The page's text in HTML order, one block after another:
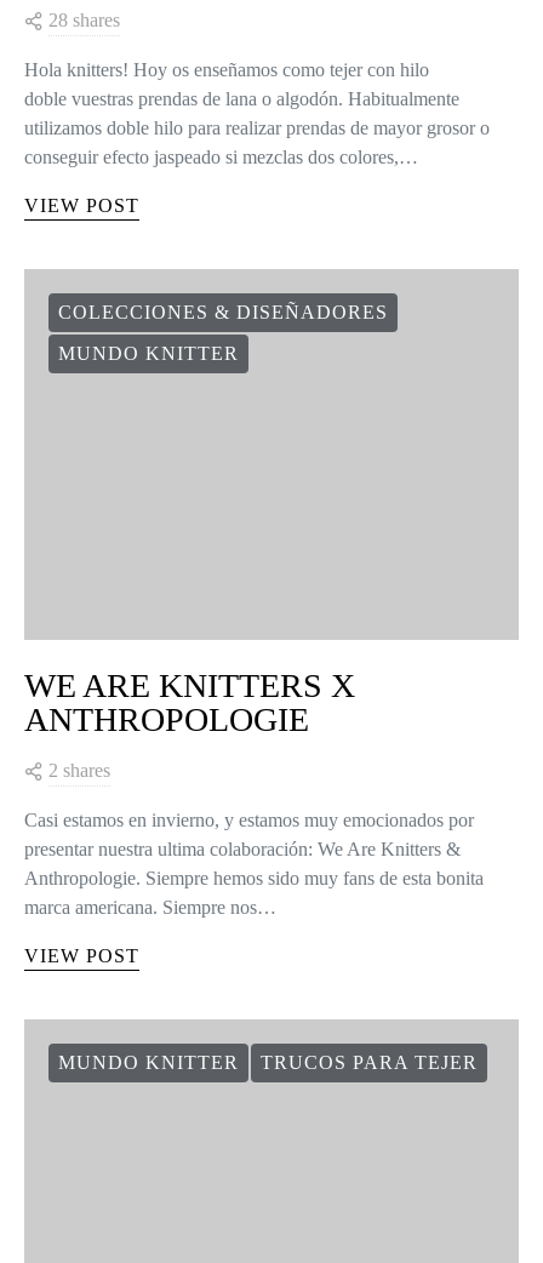
28 shares
Hola knitters! Hoy os enseñamos como tejer con hilo
doble vuestras prendas de lana o algodón. Habitualmente
utilizamos doble hilo para realizar prendas de mayor grosor o
conseguir efecto jaspeado si mezclas dos colores,…
VIEW POST
COLECCIONES & DISEÑADORES
MUNDO KNITTER
WE ARE KNITTERS X
ANTHROPOLOGIE
2 shares
Casi estamos en invierno, y estamos muy emocionados por
presentar nuestra ultima colaboración: We Are Knitters &
Anthropologie. Siempre hemos sido muy fans de esta bonita
marca americana. Siempre nos…
VIEW POST
MUNDO KNITTER TRUCOS PARA TEJER